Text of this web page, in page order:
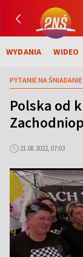
WYDANIA WIDEO
PYTANIE NA ŚNIADANIE
Polska od
21.08.2022, 07:03